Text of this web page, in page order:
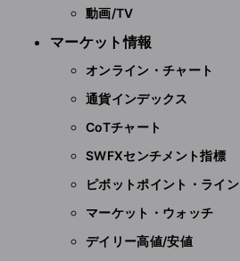
動画/TV
マーケット情報
オンライン・チャート
通貨インデックス
CoTチャート
SWFXセンチメント指標
ピボットポイント・ライン
マーケット・ウォッチ
デイリー高値/安値